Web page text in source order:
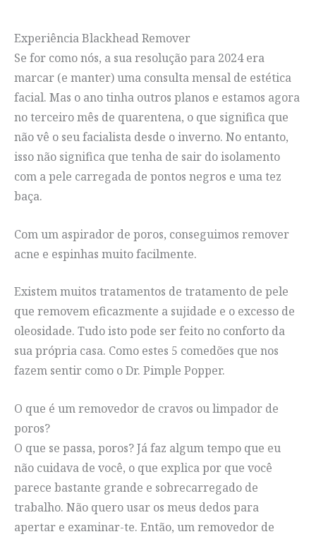
Experiência Blackhead Remover
Se for como nós, a sua resolução para 2024 era
marcar (e manter) uma consulta mensal de estética
facial. Mas o ano tinha outros planos e estamos agora
no terceiro mês de quarentena, o que significa que
não vê o seu facialista desde o inverno. No entanto,
isso não significa que tenha de sair do isolamento
com a pele carregada de pontos negros e uma tez
baça.
Com um aspirador de poros, conseguimos remover
acne e espinhas muito facilmente.
Existem muitos tratamentos de tratamento de pele
que removem eficazmente a sujidade e o excesso de
oleosidade. Tudo isto pode ser feito no conforto da
sua própria casa. Como estes 5 comedões que nos
fazem sentir como o Dr. Pimple Popper.
O que é um removedor de cravos ou limpador de
poros?
O que se passa, poros? Já faz algum tempo que eu
não cuidava de você, o que explica por que você
parece bastante grande e sobrecarregado de
trabalho. Não quero usar os meus dedos para
apertar e examinar-te. Então, um removedor de